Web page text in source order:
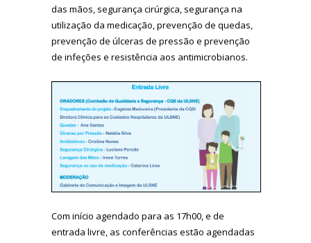
das mãos, segurança cirúrgica, segurança na
utilização da medicação, prevenção de quedas,
prevenção de úlceras de pressão e prevenção
de infeções e resistência aos antimicrobianos.
Com início agendado para as 17h00, e de
entrada livre, as conferências estão agendadas